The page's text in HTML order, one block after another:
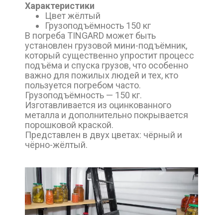
Характеристики
Цвет жёлтый
Грузоподъёмность 150 кг
В погреба TINGARD может быть
установлен грузовой мини-подъёмник,
который существенно упростит процесс
подъёма и спуска грузов, что особенно
важно для пожилых людей и тех, кто
пользуется погребом часто.
Грузоподъёмность — 150 кг.
Изготавливается из оцинкованного
металла и дополнительно покрывается
порошковой краской.
Представлен в двух цветах: чёрный и
чёрно-жёлтый.